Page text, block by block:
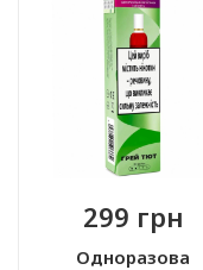
299 грн
Одноразова